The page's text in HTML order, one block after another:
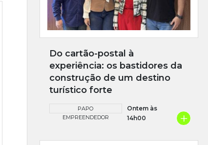
Do cartão-postal à
experiência: os bastidores da
construção de um destino
turístico forte
PAPO
EMPREENDEDOR
Ontem às
14h00
+